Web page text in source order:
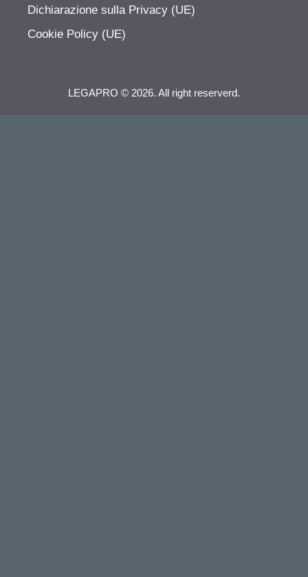
Dichiarazione sulla Privacy (UE)
Cookie Policy (UE)
LEGAPRO © 2026. All right reserverd.